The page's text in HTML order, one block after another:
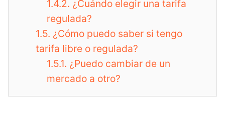
1.4.2. ¿Cuándo elegir una tarifa
regulada?
1.5. ¿Cómo puedo saber si tengo
tarifa libre o regulada?
1.5.1. ¿Puedo cambiar de un
mercado a otro?